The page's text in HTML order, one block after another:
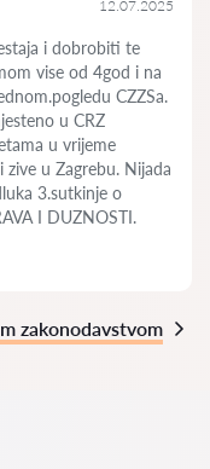
12.07.2025
i dobrobiti te
vise od 4god i na
CZZSa.
u CRZ
u vrijeme
u Zagrebu. Nijada
3.sutkinje o
I DUZNOSTI.
zakonodavstvom